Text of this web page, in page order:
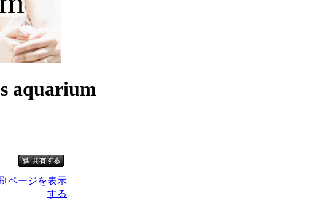
aquarium